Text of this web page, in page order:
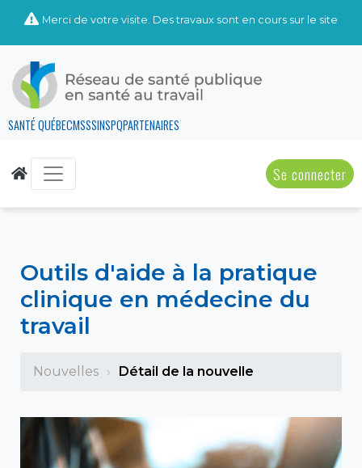
Merci de votre visite. Des travaux sont en cours sur le site
SANTÉ QUÉBECMSSSINSPQPARTENAIRES
Se connecter
Outils d'aide à la pratique
clinique en médecine du
travail
Nouvelles Détail de la nouvelle